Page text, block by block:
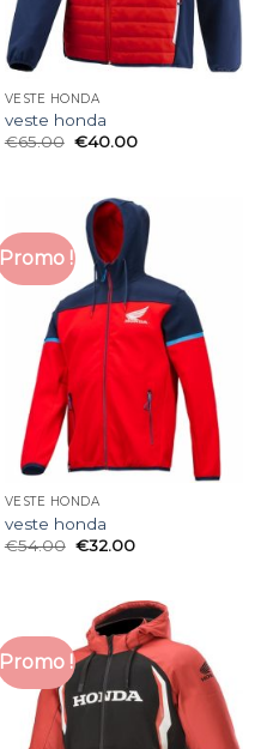
VESTE HONDA
veste honda
€65.00 €40.00
Promo !
VESTE HONDA
veste honda
€54.00 €32.00
Promo !